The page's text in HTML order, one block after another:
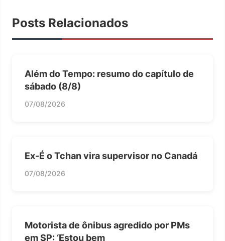
Posts Relacionados
Além do Tempo: resumo do capítulo de
sábado (8/8)
07/08/2026
Ex-É o Tchan vira supervisor no Canadá
07/08/2026
Motorista de ônibus agredido por PMs
em SP: ‘Estou bem